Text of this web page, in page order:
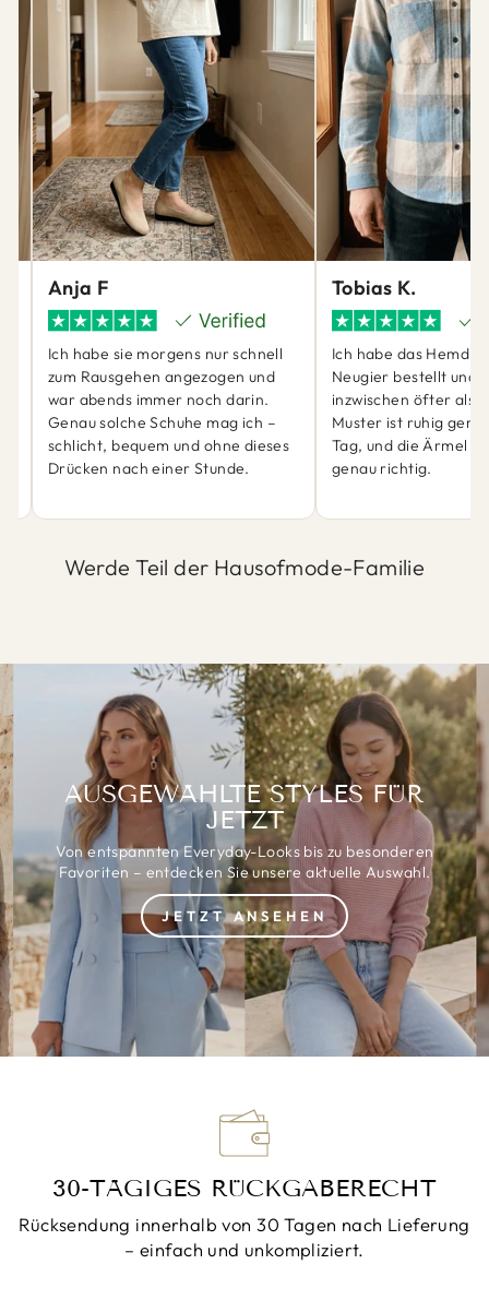
Anja F
Ich habe sie morgens nur schnell
zum Rausgehen angezogen und
war abends immer noch darin.
Genau solche Schuhe mag ich –
schlicht, bequem und ohne dieses
Drücken nach einer Stunde.
Tobias K.
Ich habe das Hemd
Neugier bestellt und
inzwischen öfter als
Muster ist ruhig
Tag, und die Ärmel
genau richtig.
Werde Teil der Hausofmode-Familie
AUSGEWÄHLTE STYLES FÜR
JETZT
Von entspannten Everyday-Looks bis zu besonderen
Favoriten – entdecken Sie unsere aktuelle Auswahl.
JETZT ANSEHEN
30-TÄGIGES RÜCKGABERECHT
Rücksendung innerhalb von 30 Tagen nach Lieferung
– einfach und unkompliziert.